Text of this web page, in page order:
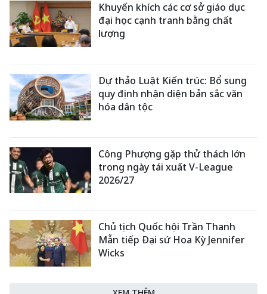
Khuyến khích các cơ sở giáo dục
đại học cạnh tranh bằng chất
lượng
Dự thảo Luật Kiến trúc: Bổ sung
quy định nhận diện bản sắc văn
hóa dân tộc
Công Phượng gặp thử thách lớn
trong ngày tái xuất V-League
2026/27
Chủ tịch Quốc hội Trần Thanh
Mẫn tiếp Đại sứ Hoa Kỳ Jennifer
Wicks